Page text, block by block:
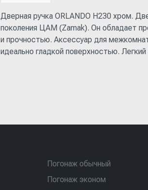
Дверная ручка ORLANDO H230 хром.
поколения ЦАМ (Zamak). Он обладает
и прочностью. Аксессуар для
идеально гладкой поверхностью.
Погонаж обычный
Погонаж эконом